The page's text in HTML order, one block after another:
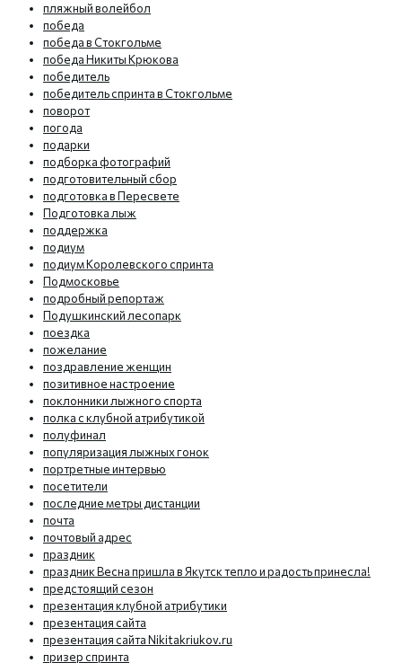
пляжный волейбол
победа
победа в Стокгольме
победа Никиты Крюкова
победитель
победитель спринта в Стокгольме
поворот
погода
подарки
подборка фотографий
подготовительный сбор
подготовка в Пересвете
Подготовка лыж
поддержка
подиум
подиум Королевского спринта
Подмосковье
подробный репортаж
Подушкинский лесопарк
поездка
пожелание
поздравление женщин
позитивное настроение
поклонники лыжного спорта
полка с клубной атрибутикой
полуфинал
популяризация лыжных гонок
портретные интервью
посетители
последние метры дистанции
почта
почтовый адрес
праздник
праздник Весна пришла в Якутск тепло и радость принесла!
предстоящий сезон
презентация клубной атрибутики
презентация сайта
презентация сайта Nikitakriukov.ru
призер спринта